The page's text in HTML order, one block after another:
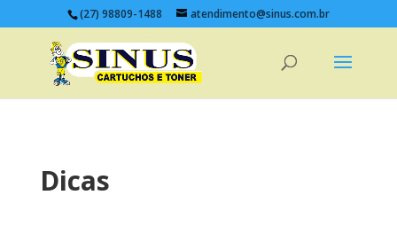
(27) 98809-1488 atendimento@sinus.com.br
Dicas